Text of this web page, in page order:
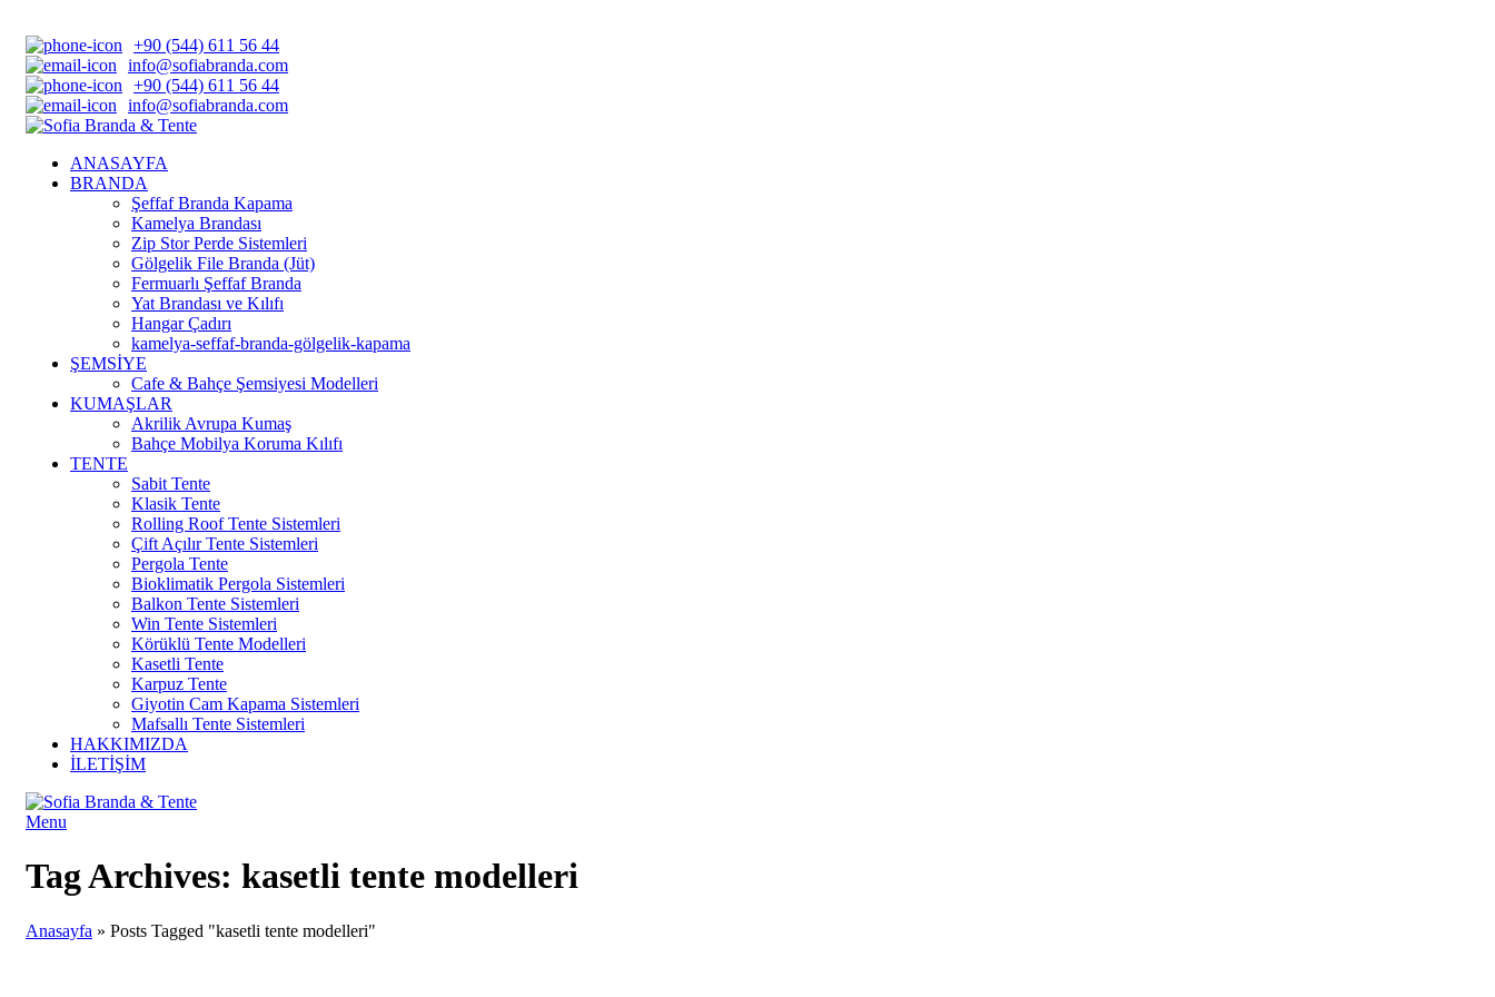
+90 (544) 611 56 44
info@sofiabranda.com
+90 (544) 611 56 44
info@sofiabranda.com
ANASAYFA
BRANDA
Şeffaf Branda Kapama
Kamelya Brandası
Zip Stor Perde Sistemleri
Gölgelik File Branda (Jüt)
Fermuarlı Şeffaf Branda
Yat Brandası ve Kılıfı
Hangar Çadırı
kamelya-seffaf-branda-gölgelik-kapama
ŞEMSİYE
Cafe & Bahçe Şemsiyesi Modelleri
KUMAŞLAR
Akrilik Avrupa Kumaş
Bahçe Mobilya Koruma Kılıfı
TENTE
Sabit Tente
Klasik Tente
Rolling Roof Tente Sistemleri
Çift Açılır Tente Sistemleri
Pergola Tente
Bioklimatik Pergola Sistemleri
Balkon Tente Sistemleri
Win Tente Sistemleri
Körüklü Tente Modelleri
Kasetli Tente
Karpuz Tente
Giyotin Cam Kapama Sistemleri
Mafsallı Tente Sistemleri
HAKKIMIZDA
İLETİŞİM
Menu
Tag Archives: kasetli tente modelleri
Anasayfa » Posts Tagged "kasetli tente modelleri"